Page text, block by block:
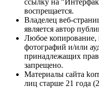
воспрещается.
Владелец веб-
является автор
Любое копирование,
фотографий и/или
принадлежащих
запрещено.
Материалы сайта
лиц старше 21 года